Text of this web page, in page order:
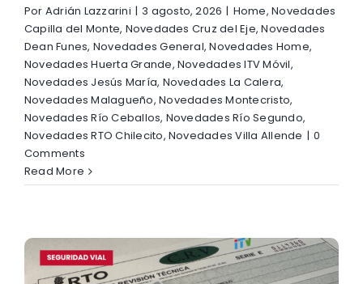
Por Adrián Lazzarini | 3 agosto, 2026 | Home,Novedades
Capilla del Monte, Novedades Cruz del Eje,Novedades
Dean Funes, Novedades General,Novedades Home,
Novedades Huerta Grande,Novedades ITV Móvil,
Novedades Jesús María, Novedades La Calera,
Novedades Malagueño,Novedades Montecristo,
Novedades Río Ceballos, Novedades Río Segundo,
Novedades RTO Chilecito,Novedades Villa Allende | 0
Comments
Read More